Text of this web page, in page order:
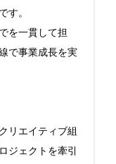
す。
を一貫して担
で事業成長を実
リエイティブ組
ジェクトを牽引